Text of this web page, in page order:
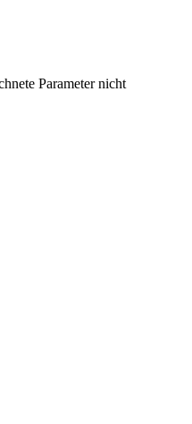
Parameter nicht